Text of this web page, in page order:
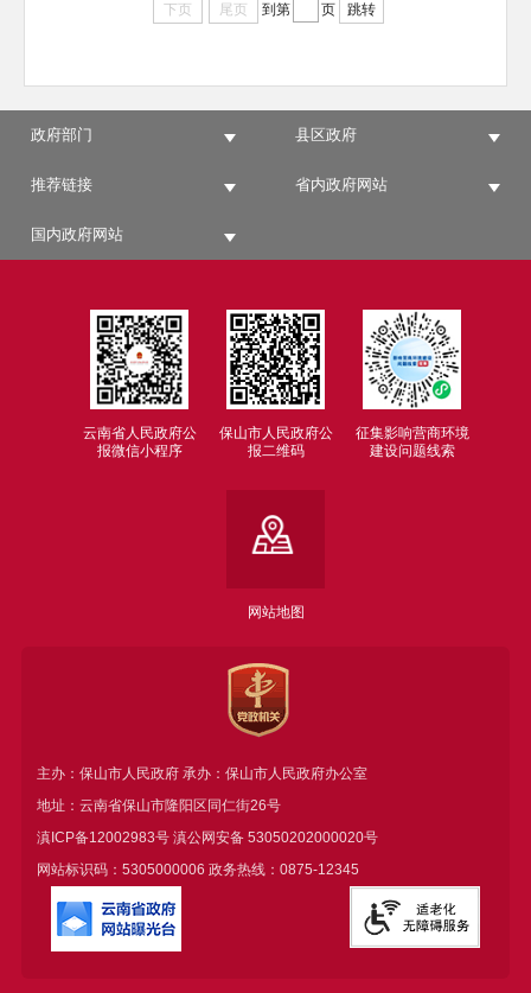
下页 尾页 到第 页 跳转
政府部门 县区政府
推荐链接 省内政府网站
国内政府网站
云南省人民政府公
报微信小程序
保山市人民政府公
报二维码
征集影响营商环境
建设问题线索
网站地图
主办：保山市人民政府 承办：保山市人民政府办公室
地址：云南省保山市隆阳区同仁街26号
滇ICP备12002983号滇公网安备 53050202000020号
网站标识码：5305000006 政务热线：0875-12345